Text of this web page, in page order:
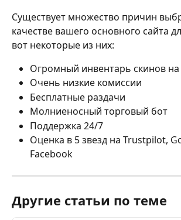
Существует множество причин
качестве вашего основного сайта
вот некоторые из них:
Огромный инвентарь скинов
Очень низкие комиссии
Бесплатные раздачи
Молниеносный торговый бот
Поддержка 24/7
Оценка в 5 звезд на Trustpilot,
Facebook
Другие статьи по теме